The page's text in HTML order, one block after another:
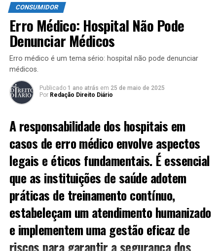
direitos e a proteção legal que existe em nosso sistema!
Situação hipotética de
abordagem
supermercado, buscando apenas fazer algumas
compras. Ao se deslocar pelos corredores, ele é
segurança, por parecer suspeito, questiona o jovem
sobre suas intenções de compra e faz perguntas
excessivas, que podem causar desconforto e
constrangimento. Essa abordagem inadequada pode ser
considerada uma violação de seus direitos como
consumidor.
A abordagem de um segurança pode ser necessária em
algumas situações, principalmente para prevenir furtos.
No entanto, essa intervenção deve ser feita com
educação e respeito. Um segurança deve avaliar se o
CONSUMIDOR
Erro Médico: Hospital Não Pode
Denunciar Médicos
Erro médico é um tema sério: hospital não pode denunciar
médicos.
Publicado 1 ano atrás em 25 de maio de 2025
Por Redação Direito Diário
A responsabilidade dos hospitais em
casos de erro médico envolve aspectos
legais e éticos fundamentais. É essencial
que as instituições de saúde adotem
práticas de treinamento contínuo,
estabeleçam um atendimento humanizado
e implementem uma gestão eficaz de
riscos para garantir a segurança dos